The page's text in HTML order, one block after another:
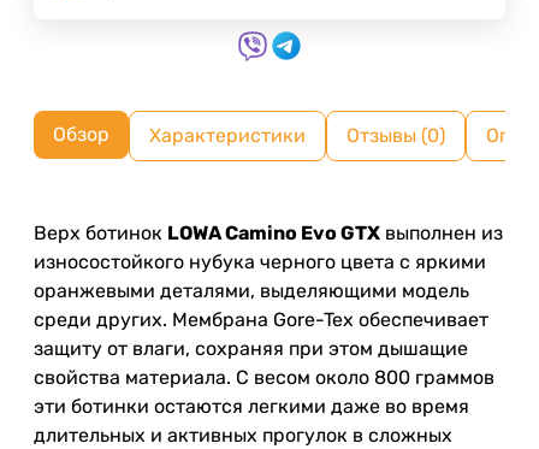
Обзор Характеристики Отзывы (0)
Верх ботинок LOWA Camino Evo GTX выполнен из
износостойкого нубука черного цвета с яркими
оранжевыми деталями, выделяющими модель
среди других. Мембрана Gore-Tex обеспечивает
защиту от влаги, сохраняя при этом дышащие
свойства материала. С весом около 800 граммов
эти ботинки остаются легкими даже во время
длительных и активных прогулок в сложных